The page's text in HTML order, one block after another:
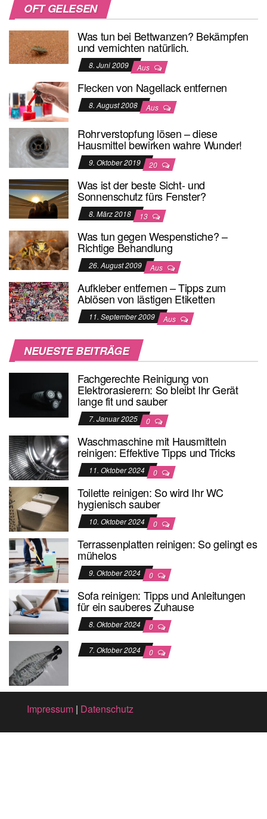
OFT GELESEN
Was tun bei Bettwanzen? Bekämpfen
und vernichten natürlich.
8. Juni 2009 Aus
Flecken von Nagellack entfernen
8. August 2008 Aus
Rohrverstopfung lösen – diese
Hausmittel bewirken wahre Wunder!
9. Oktober 2019 20
Was ist der beste Sicht- und
Sonnenschutz fürs Fenster?
8. März 2018 13
Was tun gegen Wespenstiche? –
Richtige Behandlung
26. August 2009 Aus
Aufkleber entfernen – Tipps zum
Ablösen von lästigen Etiketten
11. September 2009 Aus
NEUESTE BEITRÄGE
Fachgerechte Reinigung von
Elektrorasierern: So bleibt Ihr Gerät
lange fit und sauber
7. Januar 2025 0
Waschmaschine mit Hausmitteln
reinigen: Effektive Tipps und Tricks
11. Oktober 2024 0
Toilette reinigen: So wird Ihr WC
hygienisch sauber
10. Oktober 2024 0
Terrassenplatten reinigen: So gelingt es
mühelos
9. Oktober 2024 0
Sofa reinigen: Tipps und Anleitungen
für ein sauberes Zuhause
8. Oktober 2024 0
7. Oktober 2024 0
Impressum | Datenschutz